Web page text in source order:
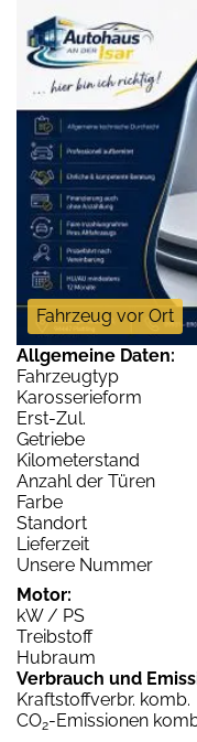
Fahrzeug vor Ort
Allgemeine Daten:
Fahrzeugtyp
Karosserieform
Erst-Zul.
Getriebe
Kilometerstand
Anzahl der Türen
Farbe
Standort
Lieferzeit
Unsere Nummer
Motor:
kW / PS
Treibstoff
Hubraum
Verbrauch und
Kraftstoffverbr. komb.
CO2-Emissionen